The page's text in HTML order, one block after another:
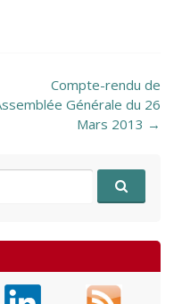
Compte-rendu de
Générale du 26
Mars 2013 →